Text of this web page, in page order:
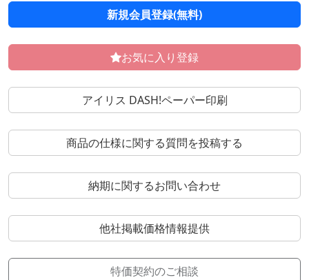
新規会員登録(無料)
お気に入り登録
アイリス DASH!ペーパー印刷
商品の仕様に関する質問を投稿する
納期に関するお問い合わせ
他社掲載価格情報提供
特価契約のご相談